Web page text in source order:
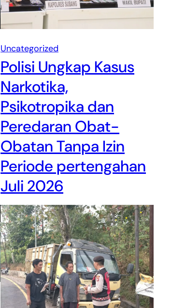
Uncategorized
Polisi Ungkap Kasus
Narkotika,
Psikotropika dan
Peredaran Obat-
Obatan Tanpa Izin
Periode pertengahan
Juli 2026